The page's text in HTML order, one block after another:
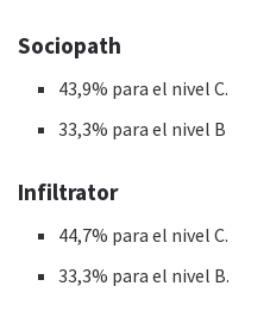
Sociopath
43,9% para el nivel C.
33,3% para el nivel B
Infiltrator
44,7% para el nivel C.
33,3% para el nivel B.